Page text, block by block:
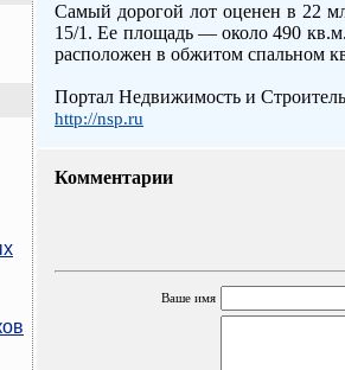
Самый дорогой лот оценен в 22
15/1. Ее площадь — около 490
расположен в обжитом спальном
Портал Недвижимость и
http://nsp.ru
Комментарии
Ваше имя